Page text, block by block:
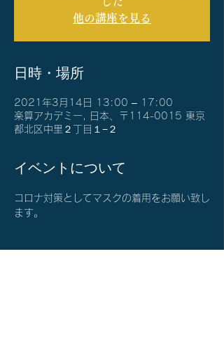
他の講座を見る
日時・場所
2021年3月14日 13:00 – 17:00
楽算アカデミー, 日本、〒114-0015 東京
都北区中里２丁目１−２
イベントについて
コロナ対策としてマスクの着用をお願い致し
ます。